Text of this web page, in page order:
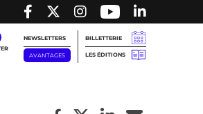
NEWSLETTERS
AVANTAGES
BILLETTERIE
LES ÉDITIONS